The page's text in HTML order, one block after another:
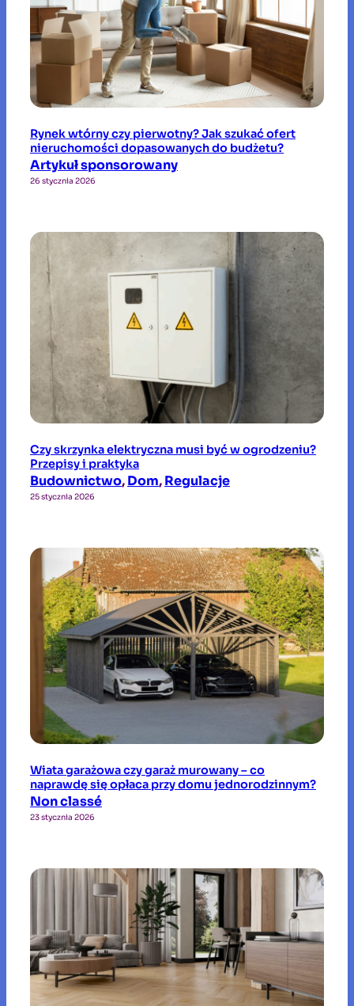
Rynek wtórny czy pierwotny? Jak szukać ofert
nieruchomości dopasowanych do budżetu?
Artykuł sponsorowany
26 stycznia 2026
Czy skrzynka elektryczna musi być w ogrodzeniu?
Przepisy i praktyka
Budownictwo, Dom, Regulacje
25 stycznia 2026
Wiata garażowa czy garaż murowany – co
naprawdę się opłaca przy domu jednorodzinnym?
Non classé
23 stycznia 2026